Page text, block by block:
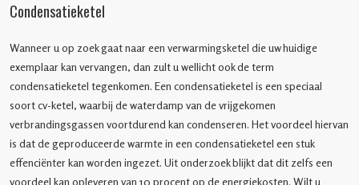
Condensatieketel
Wanneer u op zoek gaat naar een verwarmingsketel die uw huidige
exemplaar kan vervangen, dan zult u wellicht ook de term
condensatieketel tegenkomen. Een condensatieketel is een speciaal
soort cv-ketel, waarbij de waterdamp van de vrijgekomen
verbrandingsgassen voortdurend kan condenseren. Het voordeel hiervan
is dat de geproduceerde warmte in een condensatieketel een stuk
effenciënter kan worden ingezet. Uit onderzoek blijkt dat dit zelfs een
voordeel kan opleveren van 10 procent op de energiekosten. Wilt u